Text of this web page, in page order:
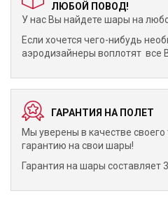
ЛЮБОЙ ПОВОД!
У нас Вы найдете шары на
Если хочется чего-нибудь
аэродизайнеры воплотят все
ГАРАНТИЯ НА ПОЛЕТ
Мы уверены в качестве
гарантию на свои шары!
Гарантия на шары составляет